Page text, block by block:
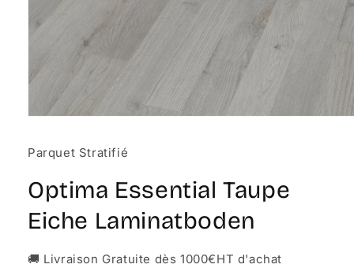
Modal
Parquet Stratifié
Optima Essential Taupe
Eiche Laminatboden
🚚 Livraison Gratuite dès 1000€HT d'achat